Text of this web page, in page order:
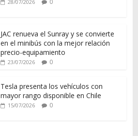
28/07/2026
JAC renueva el Sunray y se convierte
en el minibús con la mejor relación
precio-equipamiento
23/07/2026 0
Tesla presenta los vehículos con
mayor rango disponible en Chile
15/07/2026 0